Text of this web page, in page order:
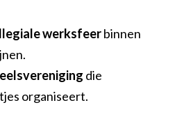
werksfeerbinnen
die
organiseert.